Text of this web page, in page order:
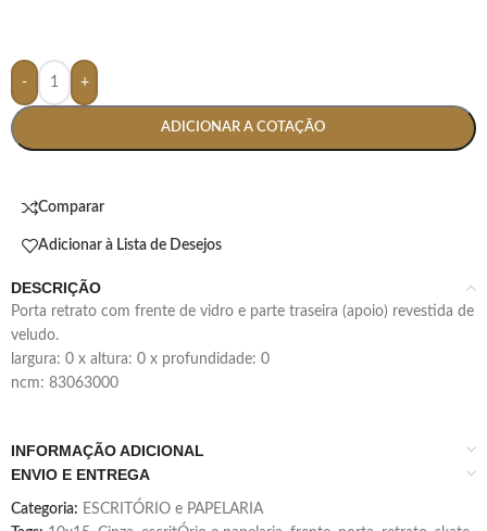
- +
ADICIONAR A COTAÇÃO
Comparar
Adicionar à Lista de Desejos
DESCRIÇÃO
porta retrato com frente de vidro e parte traseira (apoio) revestida de
veludo.
largura: 0 x altura: 0 x profundidade: 0
ncm: 83063000
INFORMAÇÃO ADICIONAL
ENVIO E ENTREGA
Categoria: ESCRITÓRIO e PAPELARIA